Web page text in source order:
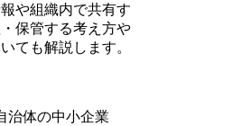
や組織内で共有す
保管する考え方や
ても解説します。
治体の中小企業